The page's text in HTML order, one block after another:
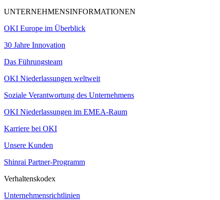
UNTERNEHMENSINFORMATIONEN
OKI Europe im Überblick
30 Jahre Innovation
Das Führungsteam
OKI Niederlassungen weltweit
Soziale Verantwortung des Unternehmens
OKI Niederlassungen im EMEA-Raum
Karriere bei OKI
Unsere Kunden
Shinrai Partner-Programm
Verhaltenskodex
Unternehmensrichtlinien